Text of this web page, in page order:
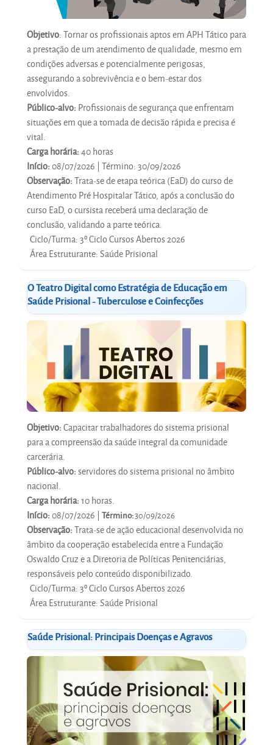
Objetivo: Tornar os profissionais aptos em APH Tático para
a prestação de um atendimento de qualidade, mesmo em
condições adversas e potencialmente perigosas,
assegurando a sobrevivência e o bem-estar dos
envolvidos.
Público-alvo: Profissionais de segurança que enfrentam
situações em que a tomada de decisão rápida e precisa é
vital.
Carga horária:40 horas
Início:08/07/2026 | Término: 30/09/2026
Observação:Trata-se de etapa teórica (EaD) do curso de
Atendimento Pré Hospitalar Tático, após a conclusão do
curso EaD, o cursista receberá uma declaração de
conclusão, validando a parte teórica.
Ciclo/Turma:3º Ciclo Cursos Abertos 2026
Área Estruturante:Saúde Prisional
O Teatro Digital como Estratégia de Educação em
Saúde Prisional - Tuberculose e Coinfecções
Objetivo:Capacitar trabalhadores do sistema prisional
para a compreensão da saúde integral da comunidade
carcerária.
Público-alvo:servidores do sistema prisional no âmbito
nacional.
Carga horária:10 horas.
Início:08/07/2026 | Término:30/09/2026
Observação:Trata-se de ação educacional desenvolvida no
âmbito da cooperação estabelecida entre a Fundação
Oswaldo Cruz e a Diretoria de Políticas Penitenciárias,
responsáveis pelo conteúdo disponibilizado.
Ciclo/Turma:3º Ciclo Cursos Abertos 2026
Área Estruturante:Saúde Prisional
Saúde Prisional: Principais Doenças e Agravos